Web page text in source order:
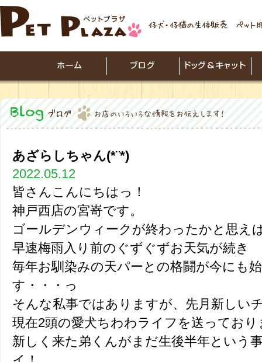
あざらしちゃん(*¨*)
2022.05.12
皆さんこんにちはっ！
神戸西店の宮嵜です。
ゴールデンウィークが終わったかと思え
早速梅雨入り前のぐずぐずお天気が続き
毎年お馴染みの天パーとの格闘が今にも
す・・・っ
そんな私事ではありますが、先月新しい
現在2頭の愛犬ちわわライフを送っており
新しく来た弟くんがまだ生後半年という